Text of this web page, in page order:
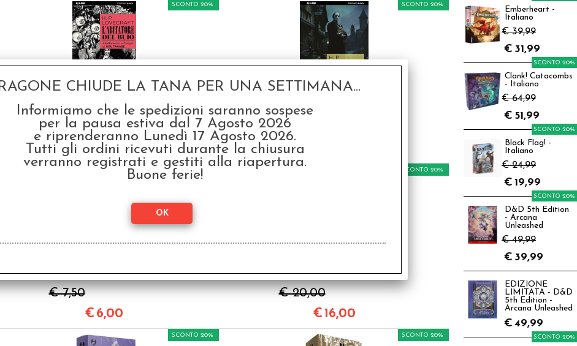
del Buio
€ 6,90
SCONTO 20%
€ 5,52
Ulthar e Altre Storie
€ 7,50
SCONTO 20%
di Cthulhu
€ 7,50
SCONTO 20%
€ 6,00
di Cthulhu Edizione
Cartonata Speciale
€ 20,00
SCONTO 20%
€ 16,00
SCONTO 20% SCONTO 20%
Emberheart -
Italiano
€ 39,99
€ 31,99
Clank! Catacombs
- Italiano
€ 64,99
SCONTO 20%
€ 51,99
Black Flag! -
Italiano
€ 24,99
SCONTO 20%
€ 19,99
D&D 5th Edition
- Arcana
Unleashed
€ 49,99
SCONTO 20%
€ 39,99
EDIZIONE
LIMITATA - D&D
5th Edition -
Arcana Unleashed
€ 49,99
SCONTO 20%
CHIUDE LA TANA PER UNA SETTIMANA...
Informiamo che le spedizioni saranno sospese
per la pausa estiva dal 7 Agosto 2026
e riprenderanno Lunedì 17 Agosto 2026.
Tutti gli ordini ricevuti durante la chiusura
verranno registrati e gestiti alla riapertura.
Buone ferie!